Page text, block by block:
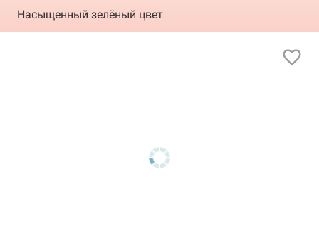
Насыщенный зелёный цвет